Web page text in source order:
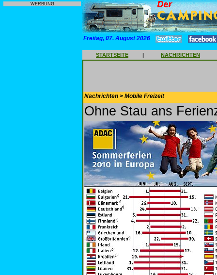
WERBUNG
Freitag, 07. August 2026
STARTSEITE | NACHRICHTEN
Nachrichten > Mobile Freizeit
Ohne Stau ans